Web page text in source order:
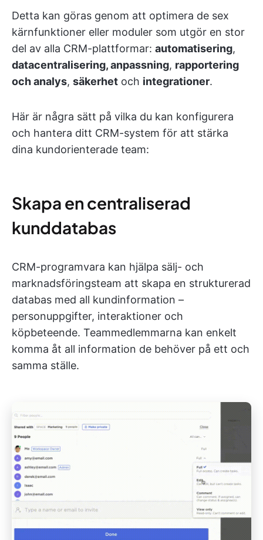
Detta kan göras genom att optimera de sex
kärnfunktioner eller moduler som utgör en stor
del av alla CRM-plattformar: automatisering,
datacentralisering, anpassning, rapportering
och analys, säkerhet och integrationer.
Här är några sätt på vilka du kan konfigurera
och hantera ditt CRM-system för att stärka
dina kundorienterade team:
Skapa en centraliserad
kunddatabas
CRM-programvara kan hjälpa sälj- och
marknadsföringsteam att skapa en strukturerad
databas med all kundinformation –
personuppgifter, interaktioner och
köpbeteende. Teammedlemmarna kan enkelt
komma åt all information de behöver på ett och
samma ställe.